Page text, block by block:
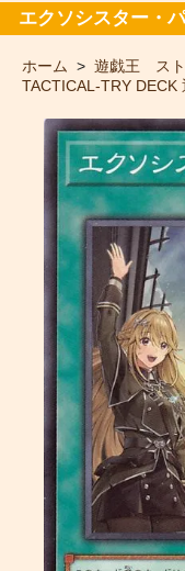
エクソシスター・
ホーム > 遊戯王 スト
TACTICAL-TRY DECK